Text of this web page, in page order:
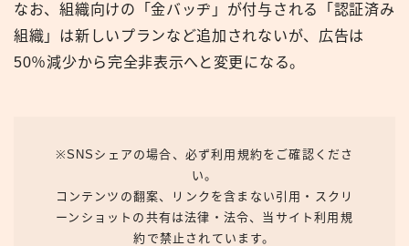
なお、組織向けの「金バッヂ」が付与される「認証済み
組織」は新しいプランなど追加されないが、広告は
50％減少から完全非表示へと変更になる。
※SNSシェアの場合、必ず利用規約をご確認くださ
い。
コンテンツの翻案、リンクを含まない引用・スクリ
ーンショットの共有は法律・法令、当サイト利用規
約で禁止されています。